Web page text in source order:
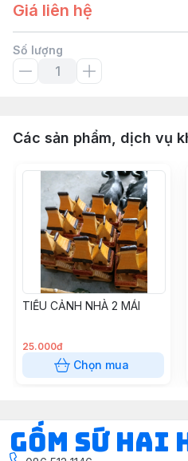
Giá liên hệ
Số lượng
Các sản phẩm, dịch vụ
TIỂU CẢNH NHÀ 2 MÁI
25.000đ
Chọn mua
Gốm Sứ Hai